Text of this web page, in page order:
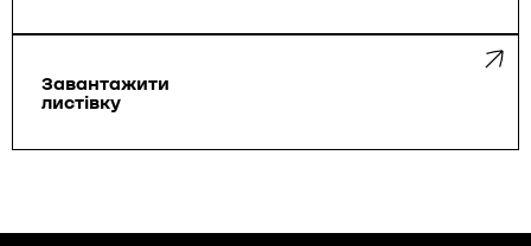
Завантажити
листівку